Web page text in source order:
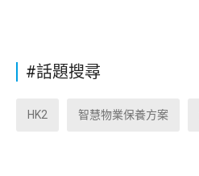
#話題搜尋
HK2 智慧物業保養方案